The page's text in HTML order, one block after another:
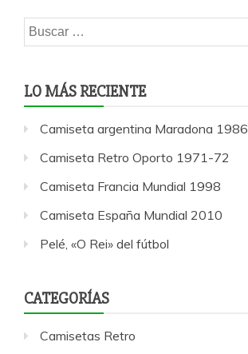
Buscar:
LO MÁS RECIENTE
Camiseta argentina Maradona 1986
Camiseta Retro Oporto 1971-72
Camiseta Francia Mundial 1998
Camiseta España Mundial 2010
Pelé, «O Rei» del fútbol
CATEGORÍAS
Camisetas Retro